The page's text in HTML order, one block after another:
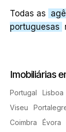
Todas as
portuguesas
Imobiliárias
Portugal Lisboa
Viseu
Coimbra
Évora